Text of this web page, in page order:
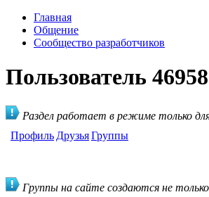
Главная
Общение
Сообщество разработчиков
Пользователь 46958
Раздел работает в режиме только
Профиль ДрузьяГруппы
Группы на сайте создаются не